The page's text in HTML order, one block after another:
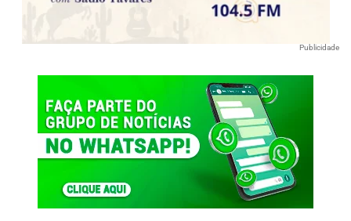
Publicidade